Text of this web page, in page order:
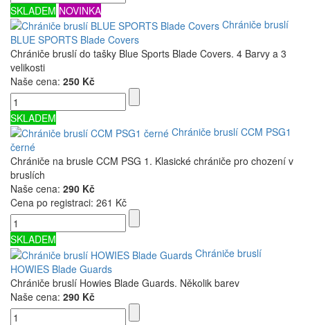
SKLADEM NOVINKA
Chrániče bruslí
BLUE SPORTS Blade Covers
Chrániče bruslí do tašky Blue Sports Blade Covers. 4 Barvy a 3
velikosti
Naše cena: 250 Kč
SKLADEM
Chrániče bruslí CCM PSG1
černé
Chrániče na brusle CCM PSG 1. Klasické chrániče pro chození v
bruslích
Naše cena: 290 Kč
Cena po registraci: 261 Kč
SKLADEM
Chrániče bruslí
HOWIES Blade Guards
Chrániče bruslí Howies Blade Guards. Několik barev
Naše cena: 290 Kč